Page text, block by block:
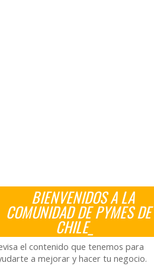
BIENVENIDOS A LA
COMUNIDAD DE PYMES DE
CHILE_
el contenido que tenemos para
a mejorar y hacer tu negocio.